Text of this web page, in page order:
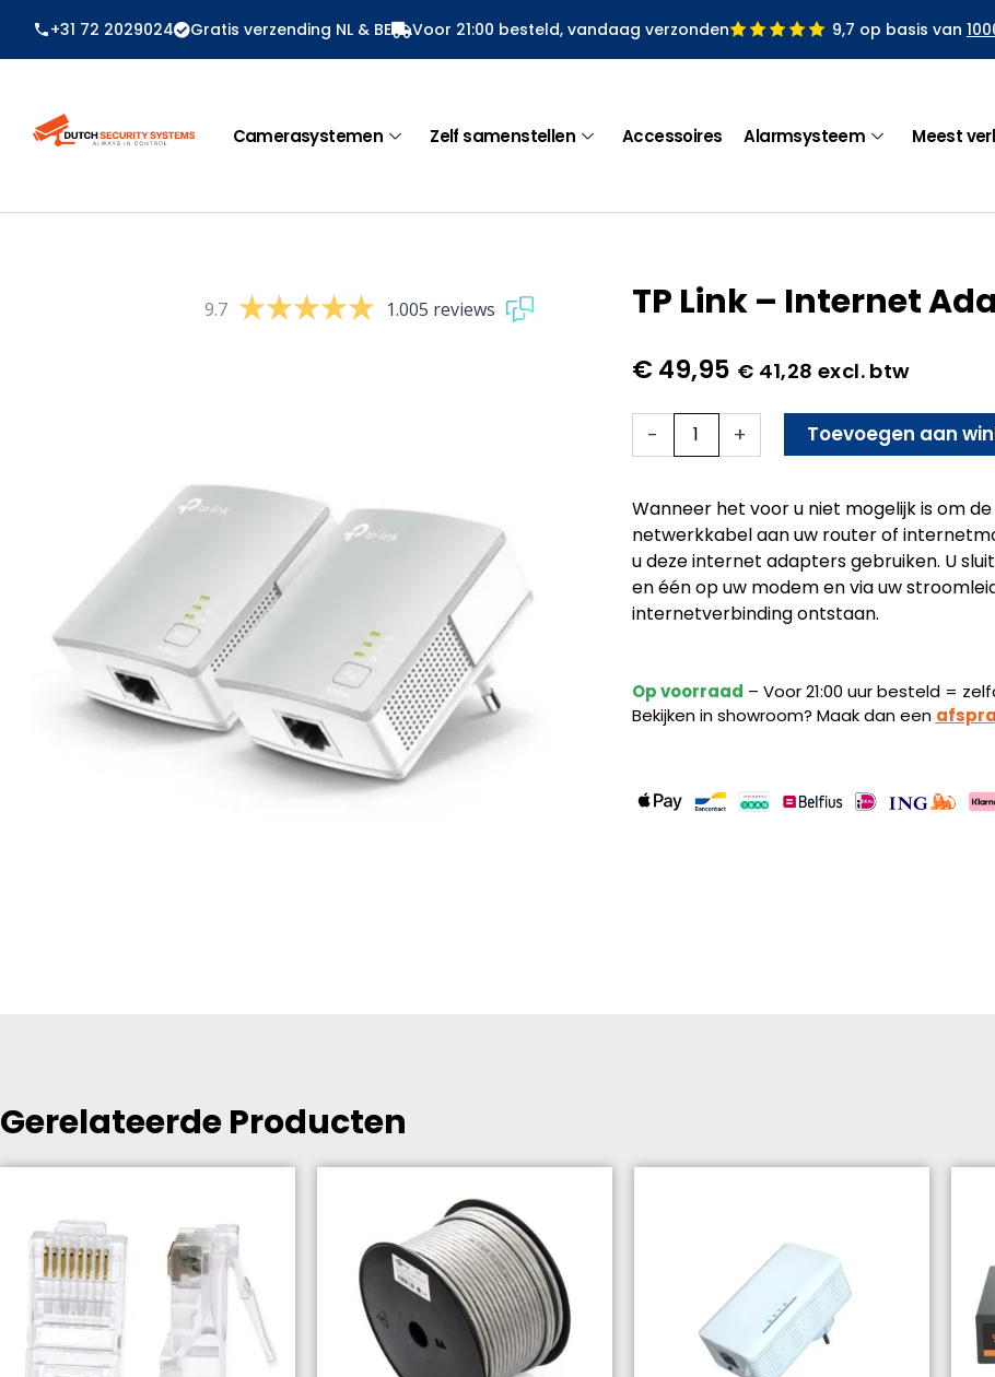
naar
+31 72 2029024 Gratis verzending NL & BE Voor 21:00 besteld, vandaag verzonden 9,7 op basis van
Camerasystemen Zelf samenstellen Accessoires Alarmsysteem Meest
9.7 1.005 reviews TP Link – Internet
€49,95 € 41,28 excl. btw
-
Adapter
aantal
+ Toevoegen aan
Wanneer het voor u niet mogelijk is om
netwerkkabel aan uw router of
u deze internet adapters gebruiken. U
en één op uw modem en via uw
internetverbinding ontstaan.
Op voorraad – Voor 21:00 uur besteld =
Bekijken in showroom? Maak dan een
Gerelateerde Producten